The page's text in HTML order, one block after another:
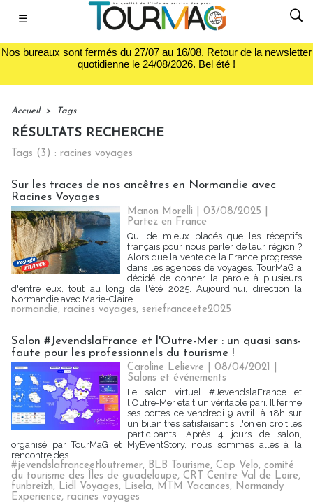
☰
Nos bureaux sont fermés du 27/07 au 16/08. Retour de la newsletter
quotidienne le 24/08/2026. Bel été !
Accueil > Tags
RÉSULTATS RECHERCHE
Tags (3) : racines voyages
Sur les traces de nos ancêtres en Normandie avec
Racines Voyages
Manon Morelli | 03/08/2025
Partez en France
Qui de mieux placés que les réceptifs
français pour nous parler de leur région ?
Alors que la vente de la France progresse
dans les agences de voyages, TourMaG a
décidé de donner la parole à plusieurs
d'entre eux, tout au long de l'été 2025. Aujourd'hui, direction la
Normandie avec Marie-Claire...
normandie, racines voyages, seriefranceete2025
Salon #JevendslaFrance et l'Outre-Mer : un quasi sans-
faute pour les professionnels du tourisme !
Caroline Lelievre | 08/04/2021
Salons et événements
Le salon virtuel #JevendslaFrance et
l'Outre-Mer était un véritable pari. Il ferme
ses portes ce vendredi 9 avril, à 18h sur
un bilan très satisfaisant si l'on en croit les
participants. Après 4 jours de salon,
organisé par TourMaG et MyEventStory, nous sommes allés à la
rencontre des...
#jevendslafranceetloutremer, BLB Tourisme, Cap Velo, comité
du tourisme des Îles de guadeloupe, CRT Centre Val de Loire,
funbreizh, Lidl Voyages, Lisela, MTM Vacances, Normandy
Experience, racines voyages